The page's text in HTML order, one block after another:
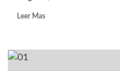
Leer Mas